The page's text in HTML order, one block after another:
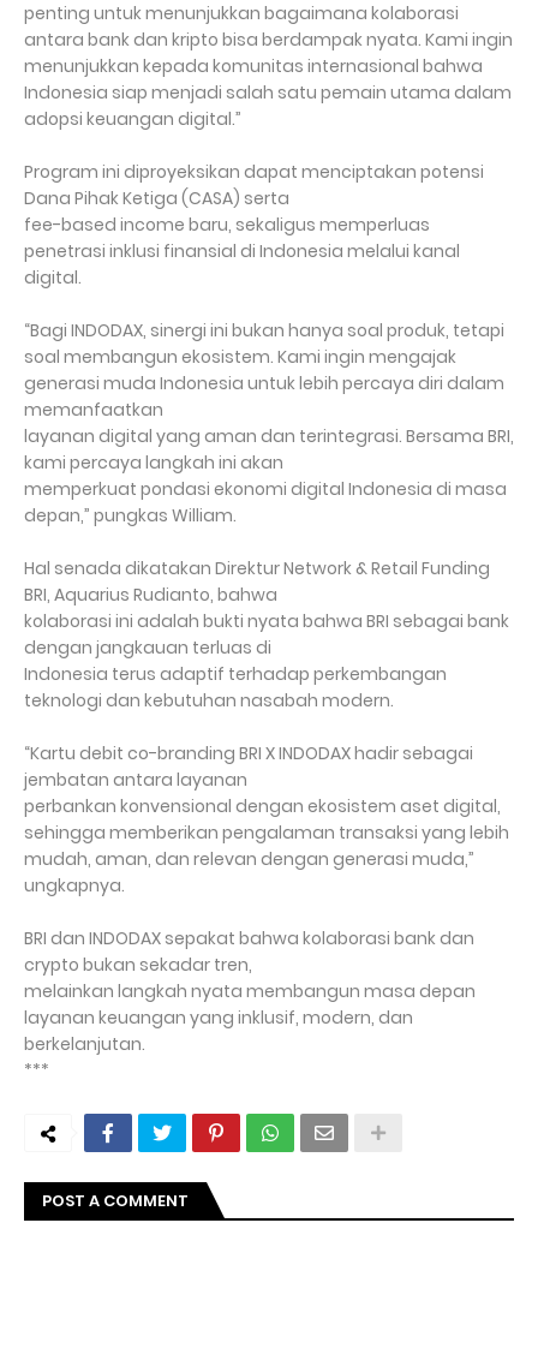
penting untuk menunjukkan bagaimana kolaborasi
antara bank dan kripto bisa berdampak nyata. Kami ingin
menunjukkan kepada komunitas internasional bahwa
Indonesia siap menjadi salah satu pemain utama dalam
adopsi keuangan digital.”
Program ini diproyeksikan dapat menciptakan potensi
Dana Pihak Ketiga (CASA) serta
fee-based income baru, sekaligus memperluas
penetrasi inklusi finansial di Indonesia melalui kanal
digital.
“Bagi INDODAX, sinergi ini bukan hanya soal produk, tetapi
soal membangun ekosistem. Kami ingin mengajak
generasi muda Indonesia untuk lebih percaya diri dalam
memanfaatkan
layanan digital yang aman dan terintegrasi. Bersama BRI,
kami percaya langkah ini akan
memperkuat pondasi ekonomi digital Indonesia di masa
depan,” pungkas William.
Hal senada dikatakan Direktur Network & Retail Funding
BRI, Aquarius Rudianto, bahwa
kolaborasi ini adalah bukti nyata bahwa BRI sebagai bank
dengan jangkauan terluas di
Indonesia terus adaptif terhadap perkembangan
teknologi dan kebutuhan nasabah modern.
“Kartu debit co-branding BRI X INDODAX hadir sebagai
jembatan antara layanan
perbankan konvensional dengan ekosistem aset digital,
sehingga memberikan pengalaman transaksi yang lebih
mudah, aman, dan relevan dengan generasi muda,”
ungkapnya.
BRI dan INDODAX sepakat bahwa kolaborasi bank dan
crypto bukan sekadar tren,
melainkan langkah nyata membangun masa depan
layanan keuangan yang inklusif, modern, dan
berkelanjutan.
***
POST A COMMENT